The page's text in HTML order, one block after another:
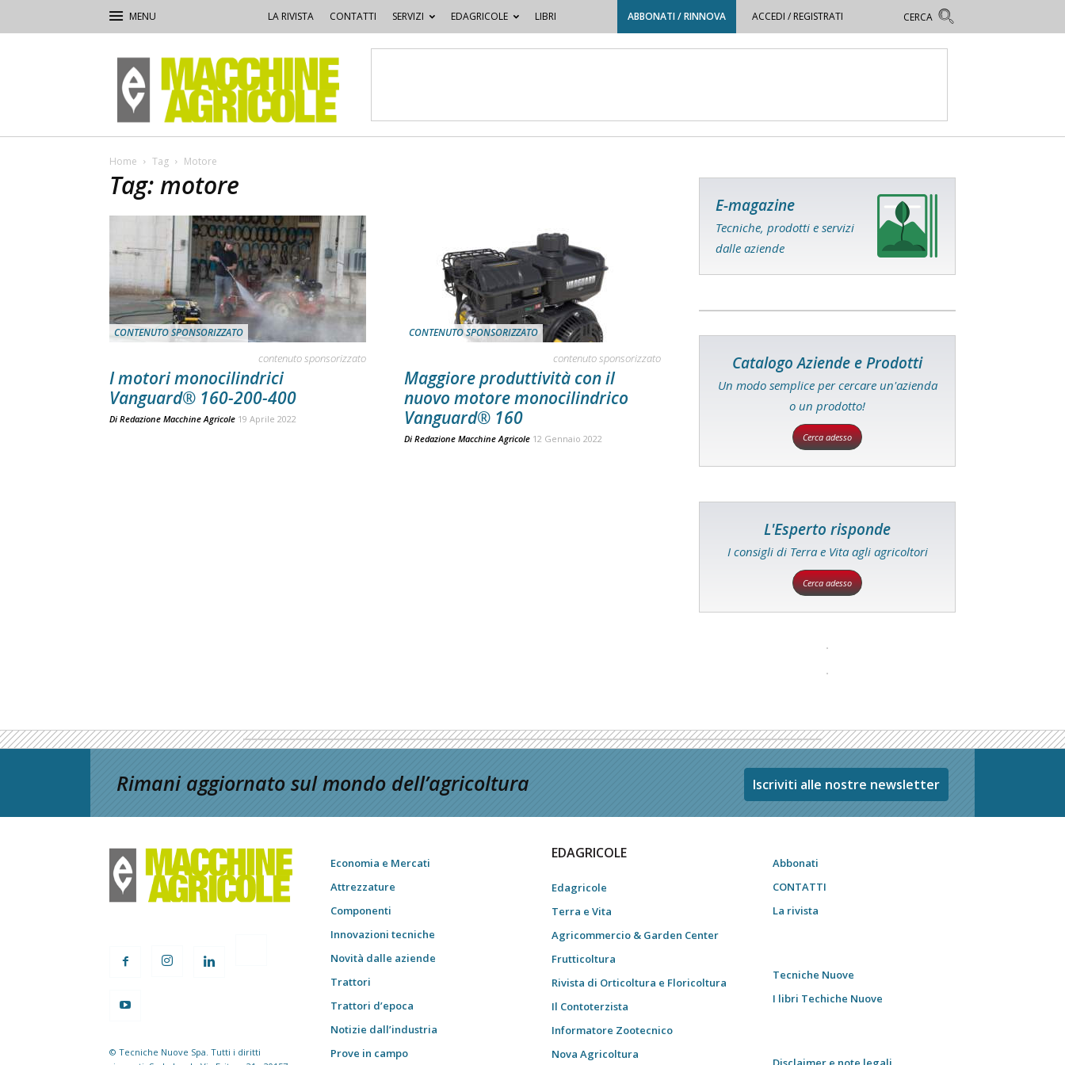
LA RIVISTA CONTATTI SERVIZI EDAGRICOLE LIBRI ABBONATI / RINNOVA ACCEDI / REGISTRATI
Macchine
Agricole
Home Tag Motore
Tag: motore
CONTENUTO SPONSORIZZATO
contenuto sponsorizzato
I motori monocilindrici
Vanguard® 160-200-400
Di Redazione Macchine Agricole 19 Aprile 2022
CONTENUTO SPONSORIZZATO
contenuto sponsorizzato
Maggiore produttività con il
nuovo motore monocilindrico
Vanguard® 160
Di Redazione Macchine Agricole 12 Gennaio 2022
E-magazine
Tecniche, prodotti e servizi
dalle aziende
Catalogo Aziende e Prodotti
Un modo semplice per cercare un'azienda
o un prodotto!
Cerca adesso
L'Esperto risponde
I consigli di Terra e Vita agli agricoltori
Cerca adesso
Rimani aggiornato sul mondo dell’agricoltura Iscriviti alle nostre newsletter
© Tecniche Nuove Spa. Tutti i diritti
Economia e Mercati
Attrezzature
Componenti
Innovazioni tecniche
Novità dalle aziende
Trattori
Trattori d’epoca
Notizie dall’industria
Prove in campo
EDAGRICOLE
Edagricole
Terra e Vita
Agricommercio & Garden Center
Frutticoltura
Rivista di Orticoltura e Floricoltura
Il Contoterzista
Informatore Zootecnico
Nova Agricoltura
Abbonati
CONTATTI
La rivista
Tecniche Nuove
I libri Techiche Nuove